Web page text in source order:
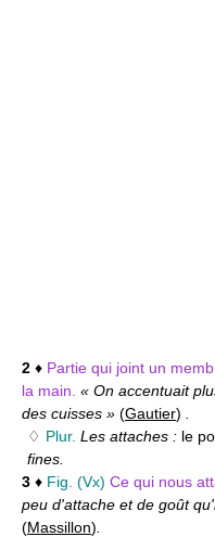
2 ♦ Partie qui joint un
la main. « On accentuait
des cuisses » (Gautier)
♢ Plur. Les attaches : le
fines.
3 ♦ Fig. (Vx) Ce qui nous
peu d'attache et de goût
(Massillon)